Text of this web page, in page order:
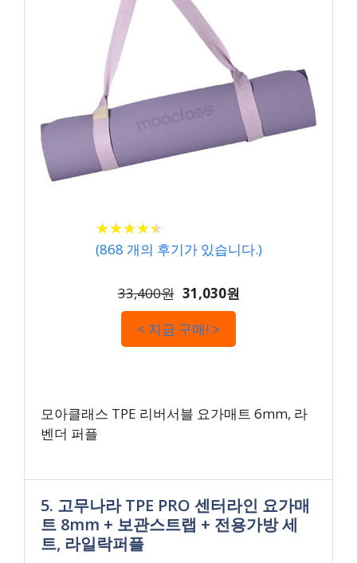
★★★★★
★★★★★
(868 개의 후기가 있습니다.)
33,400원 31,030원
< 지금 구매! >
모아클래스 TPE 리버서블 요가매트 6mm, 라
벤더 퍼플
5. 고무나라 TPE PRO 센터라인 요가매
트 8mm + 보관스트랩 + 전용가방 세
트, 라일락퍼플